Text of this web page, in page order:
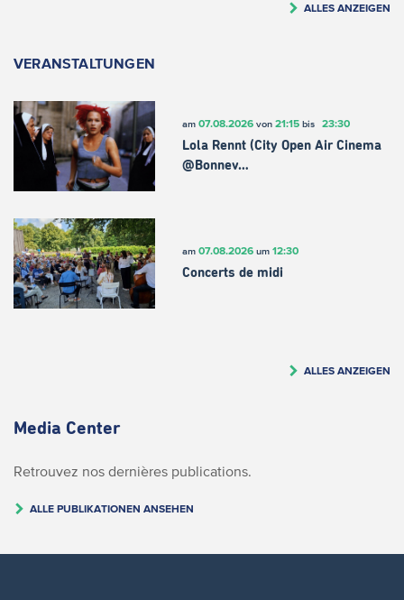
ALLES ANZEIGEN
VERANSTALTUNGEN
am 07.08.2026von 21:15bis 23:30
Lola Rennt (City Open Air Cinema
@Bonnev…
am 07.08.2026um 12:30
Concerts de midi
ALLES ANZEIGEN
Media Center
Retrouvez nos dernières publications.
ALLE PUBLIKATIONEN ANSEHEN